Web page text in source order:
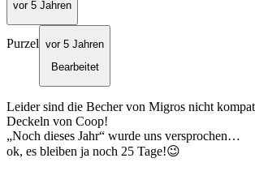
vor 5 Jahren
Purzel vor 5 Jahren
Bearbeitet
Leider sind die Becher von Migros nicht
Deckeln von Coop!
„Noch dieses Jahr“ wurde uns versprochen…
ok, es bleiben ja noch 25 Tage!😉